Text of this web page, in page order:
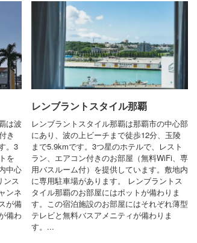
は波
き
。3
を
中心
ンス
ンネ
が備
備わ
レンブラントスタイル那覇
レンブラントスタイル那覇は那覇市の中心部
にあり、波の上ビーチまで徒歩12分、玉陵
まで5.9kmです。3つ星のホテルで、レスト
ラン、エアコン付きのお部屋（無料WiFi、専
用バスルーム付）を提供しています。敷地内
に専用駐車場があります。 レンブラントス
タイル那覇のお部屋にはポットが備わりま
す。この宿泊施設のお部屋にはそれぞれ薄型
テレビと無料バスアメニティが備わりま
す。...